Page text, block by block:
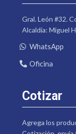
Gral. León #32.
Alcaldía: Miguel
WhatsApp
Oficina
Cotizar
Agrega los